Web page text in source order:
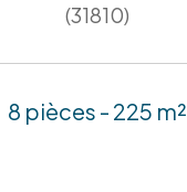
(31810)
8 pièces - 225 m²